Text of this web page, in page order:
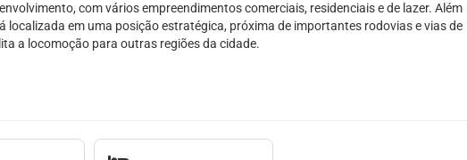
com vários empreendimentos comerciais, residenciais e de lazer. Além
localizada em uma posição estratégica, próxima de importantes rodovias e vias de
a locomoção para outras regiões da cidade.